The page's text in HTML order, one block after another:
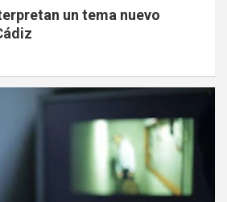
un tema nuevo